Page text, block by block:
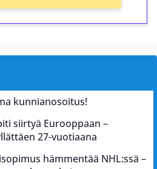
kunnianosoitus!
siirtyä Eurooppaan –
27-vuotiaana
hämmentää NHL:ssä –